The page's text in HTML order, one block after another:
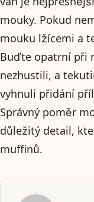
mouky. Pokud
mouku lžícemi a
Buďte opatrní při
nezhustili, a
vyhnuli přidání
Správný poměr
důležitý detail,
muffinů.